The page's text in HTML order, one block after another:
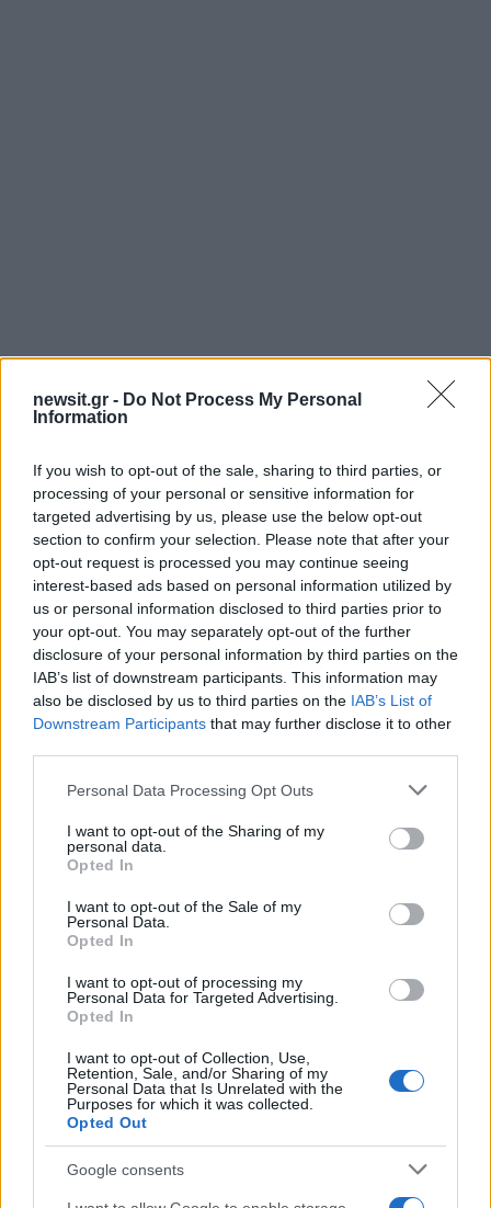
newsit.gr - Do Not Process My Personal
Information
If you wish to opt-out of the sale, sharing to third parties, or
processing of your personal or sensitive information for
targeted advertising by us, please use the below opt-out
section to confirm your selection. Please note that after your
opt-out request is processed you may continue seeing
interest-based ads based on personal information utilized by
us or personal information disclosed to third parties prior to
your opt-out. You may separately opt-out of the further
disclosure of your personal information by third parties on the
IAB’s list of downstream participants. This information may
also be disclosed by us to third parties on the IAB’s List of
Downstream Participants that may further disclose it to other
Please note that this website/app uses one or more Google
not limited to your visit or usage behaviour. You may click to
grant or deny consent to Google and its third-party tags to
use your data for below specified purposes in below Google
consent section.
Personal Data Processing Opt Outs
I want to opt-out of the Sharing of my
personal data.
Opted In
I want to opt-out of the Sale of my
Personal Data.
Opted In
I want to opt-out of processing my
Personal Data for Targeted Advertising.
Opted In
I want to opt-out of Collection, Use,
Retention, Sale, and/or Sharing of my
Personal Data that Is Unrelated with the
Purposes for which it was collected.
Opted Out
Google consents
«Η χώρα παρακμάζει»
«Η χώρα παρακμάζει. Χρειάζεται να
ενεργοποιηθούν πρωτοφανείς δυνάμεις»,
κατέληξε ο Θανάσης Αυγερινός, δίνοντας τον
τόνο ενός πολιτικού αφηγήματος που επιχειρεί
να εμφανιστεί έξω από τις παραδοσιακές
κομματικές διαδρομές.
ΔΙΑΦΗΜΙΣΗ
Αν τα χάσατε
6 λεπτά